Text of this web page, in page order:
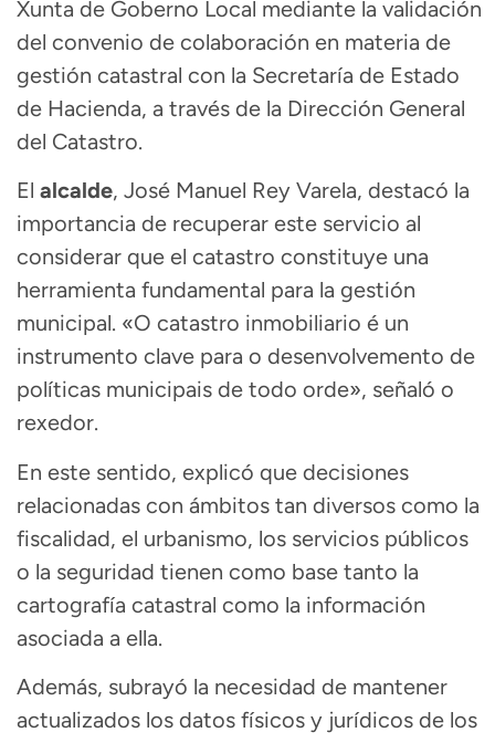
Xunta de Goberno Local mediante la validación
del convenio de colaboración en materia de
gestión catastral con la Secretaría de Estado
de Hacienda, a través de la Dirección General
del Catastro.
El alcalde, José Manuel Rey Varela, destacó la
importancia de recuperar este servicio al
considerar que el catastro constituye una
herramienta fundamental para la gestión
municipal. «O catastro inmobiliario é un
instrumento clave para o desenvolvemento de
políticas municipais de todo orde», señaló o
rexedor.
En este sentido, explicó que decisiones
relacionadas con ámbitos tan diversos como la
fiscalidad, el urbanismo, los servicios públicos
o la seguridad tienen como base tanto la
cartografía catastral como la información
asociada a ella.
Además, subrayó la necesidad de mantener
actualizados los datos físicos y jurídicos de los